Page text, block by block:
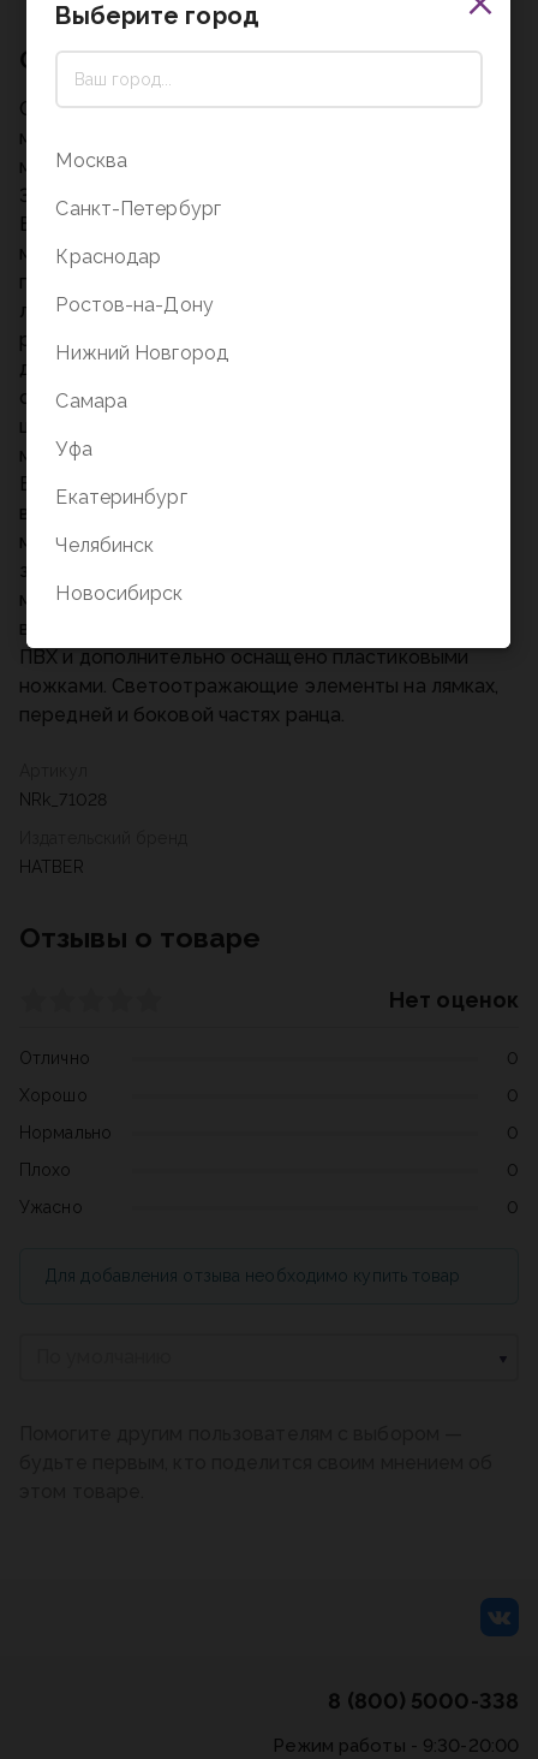
NRk_71028
HATBER
Описание
Серия Эргономик Лайт - эргономичный ранец с
мягкими боковинами предназначен для детей
младшего и среднего школьного возраста. Размер
38х29х16 см. Объем ранца 17л. Вес - менее 750 гр.
Выполнен из современного пористого ЭВА
материала с покрытием из высококачественного
полиэстера. Анатомическая вентилируемая спинка,
лямки, регулируемые по высоте, в зависимости от
роста ребенка, уплотненная мягкая ручка и петля
для подвешивания делают его удобным. Нагрудная
стяжка позволит плотно закрепить ранец на спине
школьника. Одно вместительное отделение на
молнии с плавающей перегородкой на липучке.
Внутри расположен функциональный органайзер,
включающий в себя два кармана на молнии для
мелочей и мобильного телефона. Для удобства на
задней спинке предусмотрен потайной карман на
молнии для ценных вещей. На боковинах - удобные
вместительные карманы. Дно ранца выполнено из
ПВХ и дополнительно оснащено пластиковыми
ножками. Светоотражающие элементы на лямках,
передней и боковой частях ранца.
Отзывы о товаре
Нет оценок
Отлично
0
Хорошо
0
Нормально
0
Плохо
0
Ужасно
0
Для добавления отзыва необходимо купить товар
8 (800) 5000-338
Режим работы - 9:30-20:00
Выберите город
Москва
Санкт-Петербург
Краснодар
Ростов-на-Дону
Нижний Новгород
Самара
Уфа
Екатеринбург
Челябинск
Новосибирск